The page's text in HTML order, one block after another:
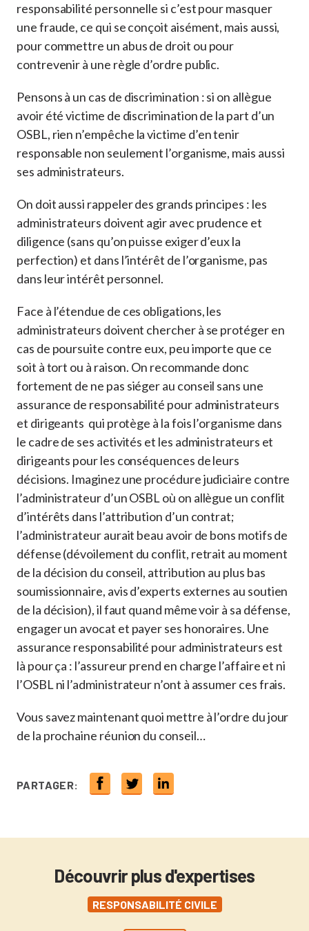
responsabilité personnelle si c’est pour masquer
une fraude, ce qui se conçoit aisément, mais aussi,
pour commettre un abus de droit ou pour
contrevenir à une règle d’ordre public.
Pensons à un cas de discrimination : si on allègue
avoir été victime de discrimination de la part d’un
OSBL, rien n’empêche la victime d’en tenir
responsable non seulement l’organisme, mais aussi
ses administrateurs.
On doit aussi rappeler des grands principes : les
administrateurs doivent agir avec prudence et
diligence (sans qu’on puisse exiger d’eux la
perfection) et dans l’intérêt de l’organisme, pas
dans leur intérêt personnel.
Face à l’étendue de ces obligations, les
administrateurs doivent chercher à se protéger en
cas de poursuite contre eux, peu importe que ce
soit à tort ou à raison. On recommande donc
fortement de ne pas siéger au conseil sans une
assurance de responsabilité pour administrateurs
et dirigeants qui protège à la fois l’organisme dans
le cadre de ses activités et les administrateurs et
dirigeants pour les conséquences de leurs
décisions. Imaginez une procédure judiciaire contre
l’administrateur d’un OSBL où on allègue un conflit
d’intérêts dans l’attribution d’un contrat;
l’administrateur aurait beau avoir de bons motifs de
défense (dévoilement du conflit, retrait au moment
de la décision du conseil, attribution au plus bas
soumissionnaire, avis d’experts externes au soutien
de la décision), il faut quand même voir à sa défense,
engager un avocat et payer ses honoraires. Une
assurance responsabilité pour administrateurs est
là pour ça : l’assureur prend en charge l’affaire et ni
l’OSBL ni l’administrateur n’ont à assumer ces frais.
Vous savez maintenant quoi mettre à l’ordre du jour
de la prochaine réunion du conseil…
PARTAGER:
Découvrir plus d'expertises
RESPONSABILITÉ CIVILE